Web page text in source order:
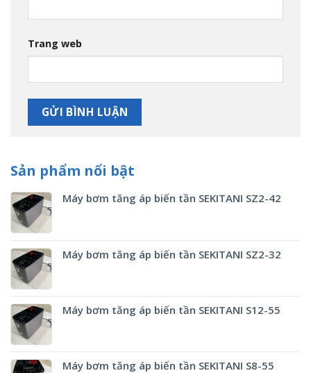
Trang web
Sản phẩm nổi bật
Máy bơm tăng áp biến tần SEKITANI SZ2-42
Máy bơm tăng áp biến tần SEKITANI SZ2-32
Máy bơm tăng áp biến tần SEKITANI S12-55
Máy bơm tăng áp biến tần SEKITANI S8-55